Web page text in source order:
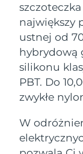
największy
ustnej od
hybrydową
silikonu
PBT. Do
zwykłe
W
Nawilżenie
FAQ™
Anti-aging
Bahrajn
Belgia
Bermudy